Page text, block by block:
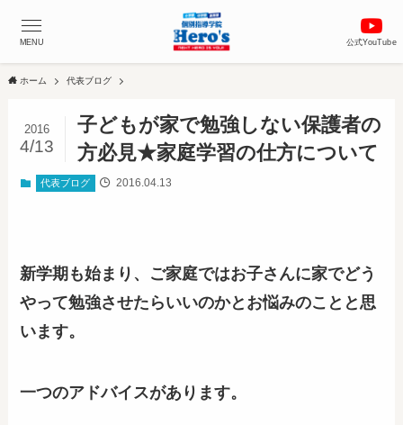
公式YouTube
MENU
ホーム 代表ブログ
子どもが家で勉強しない保護者の
方必見★家庭学習の仕方について
2016
4/13
代表ブログ 2016.04.13
新学期も始まり、ご家庭ではお子さんに家でどう
やって勉強させたらいいのかとお悩みのことと思
います。
一つのアドバイスがあります。